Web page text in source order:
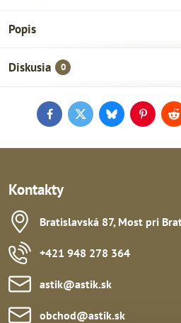
Popis
Diskusia 0
FacebookTwitterBlueskyPinterest
Kontakty
Bratislavská 87, Most pri
+421 948 278 364
astik​@astik​.sk
obchod​@astik​.sk